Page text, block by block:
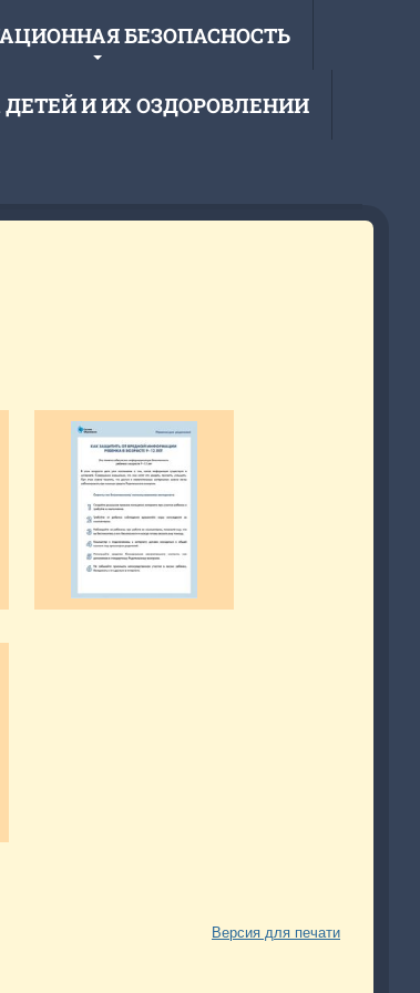
БЕЗОПАСНОСТЬ
И ИХ ОЗДОРОВЛЕНИИ
Версия для печати